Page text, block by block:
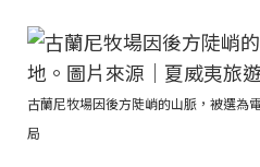
古蘭尼牧場因後方陡峭的山脈，被選為
局